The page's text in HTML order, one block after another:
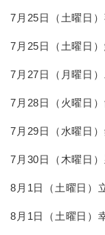
7月25日（土曜日
7月25日（土曜日
7月27日（月曜日
7月28日（火曜日
7月29日（水曜日
7月30日（木曜日
8月1日（土曜日）
8月1日（土曜日）